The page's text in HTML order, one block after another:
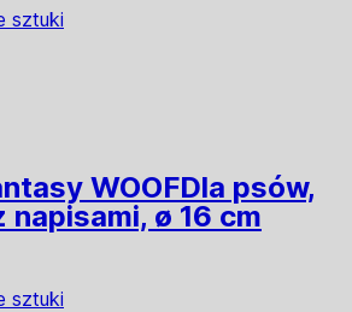
sztuki
WOOFDla psów,
napisami, ø 16 cm
sztuki